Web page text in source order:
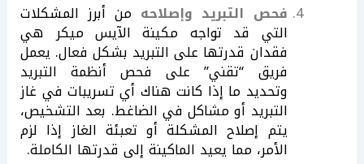
فحص التبريد وإصلاحه من أبرز المشكلات
التي قد تواجه مكينة الآيس ميكر هي
فقدان قدرتها على التبريد بشكل فعال. يعمل
فريق “تقني” على فحص أنظمة التبريد
وتحديد ما إذا كانت هناك أي تسريبات في غاز
التبريد أو مشاكل في الضاغط. بعد التشخيص،
يتم إصلاح المشكلة أو تعبئة الغاز إذا لزم
الأمر، مما يعيد الماكينة إلى قدرتها الكاملة.